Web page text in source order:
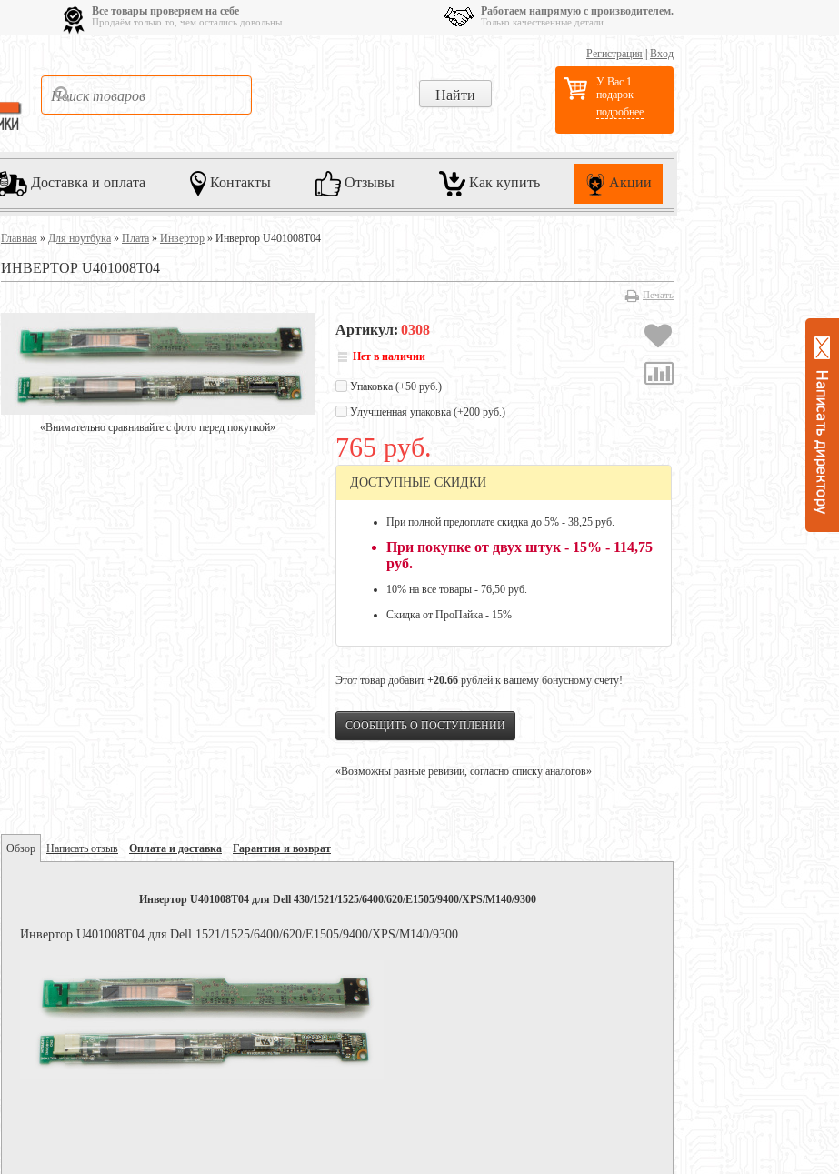
Все товары проверяем на себе
Продаём только то, чем остались довольны
Работаем напрямую с производителем.
Только качественные детали
Регистрация Вход
У Вас 1
подарок
подробнее
Доставка и оплата Контакты Отзывы Как купить Акции
Главная » Для ноутбука » Плата » Инвертор » Инвертор U401008T04
ИНВЕРТОР U401008T04
Печать
«Внимательно сравнивайте с фото перед покупкой»
Артикул: 0308
Нет в наличии
Упаковка (+50 руб.)
Улучшенная упаковка (+200 руб.)
765 руб.
ДОСТУПНЫЕ СКИДКИ
При полной предоплате скидка до 5% - 38,25 руб.
При покупке от двух штук - 15% - 114,75
руб.
10% на все товары - 76,50 руб.
Скидка от ПроПайка - 15%
Этот товар добавит +20.66 рублей к вашему бонусному счету!
СООБЩИТЬ О ПОСТУПЛЕНИИ
«Возможны разные ревизии, согласно списку аналогов»
Обзор Написать отзыв Оплата и доставка Гарантия и возврат
Инвертор U401008T04 для Dell 430/1521/1525/6400/620/E1505/9400/XPS/M140/9300
Инвертор U401008T04 для Dell 1521/1525/6400/620/E1505/9400/XPS/M140/9300